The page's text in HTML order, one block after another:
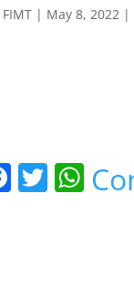
FIMT | May 8, 2022 |
F T W